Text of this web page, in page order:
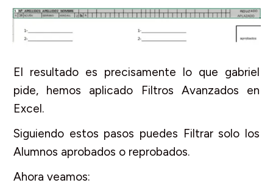
El resultado es precisamente lo que gabriel
pide, hemos aplicado Filtros Avanzados en
Excel.
Siguiendo estos pasos puedes Filtrar solo los
Alumnos aprobados o reprobados.
Ahora veamos: